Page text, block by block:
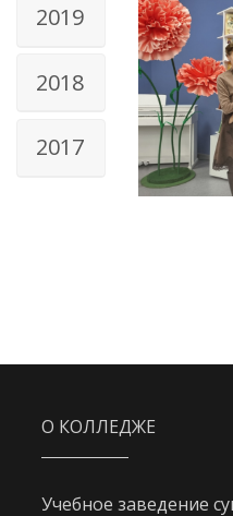
2019
2018
2017
О КОЛЛЕДЖЕ
Учебное заведение